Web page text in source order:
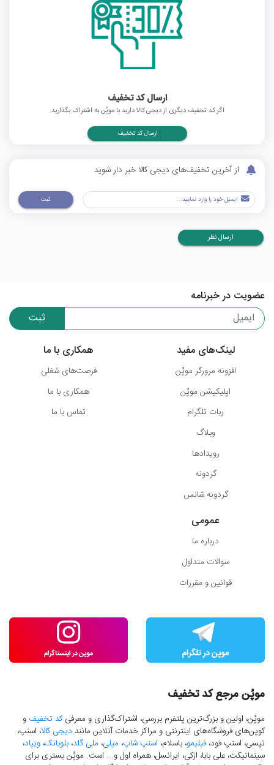
ارسال کد تخفیف
اگر کد تخفیف دیگری از دیجی کالا دارید با موپُن به اشتراک بگذارید.
ارسال کد تخفیف
از آخرین تخفیف‌های دیجی کالا خبر دار شوید
ثبت
ارسال نظر
عضویت در خبرنامه
ثبت
لینک‌های مفید
افزونه مرورگر موپُن
اپلیکیشن موپُن
ربات تلگرام
وبلاگ
رویدادها
گردونه
گردونه شانس
همکاری با ما
فرصت‌های شغلی
همکاری با ما
تماس با ما
عمومی
درباره ما
سوالات متداول
قوانین و مقررات
موپُن مرجع کد تخفیف
موپُن، اولین و بزرگ‌ترین پلتفرم بررسی، اشتراک‌گذاری و معرفیکد تخفیف و
کوپن‌های فروشگاه‌های اینترنتی و مراکز خدمات آنلاین مانند دیجی کالا، اسنپ،
تپسی، اسنپ فود، فیلیمو، باسلام، اسنپ شاپ، میلی، ملی گلد، بلوبانک، ویپاد،
سینماتیکت، علی بابا، ازکی، ایرانسل، همراه اول و... است. موپُن بستری برای